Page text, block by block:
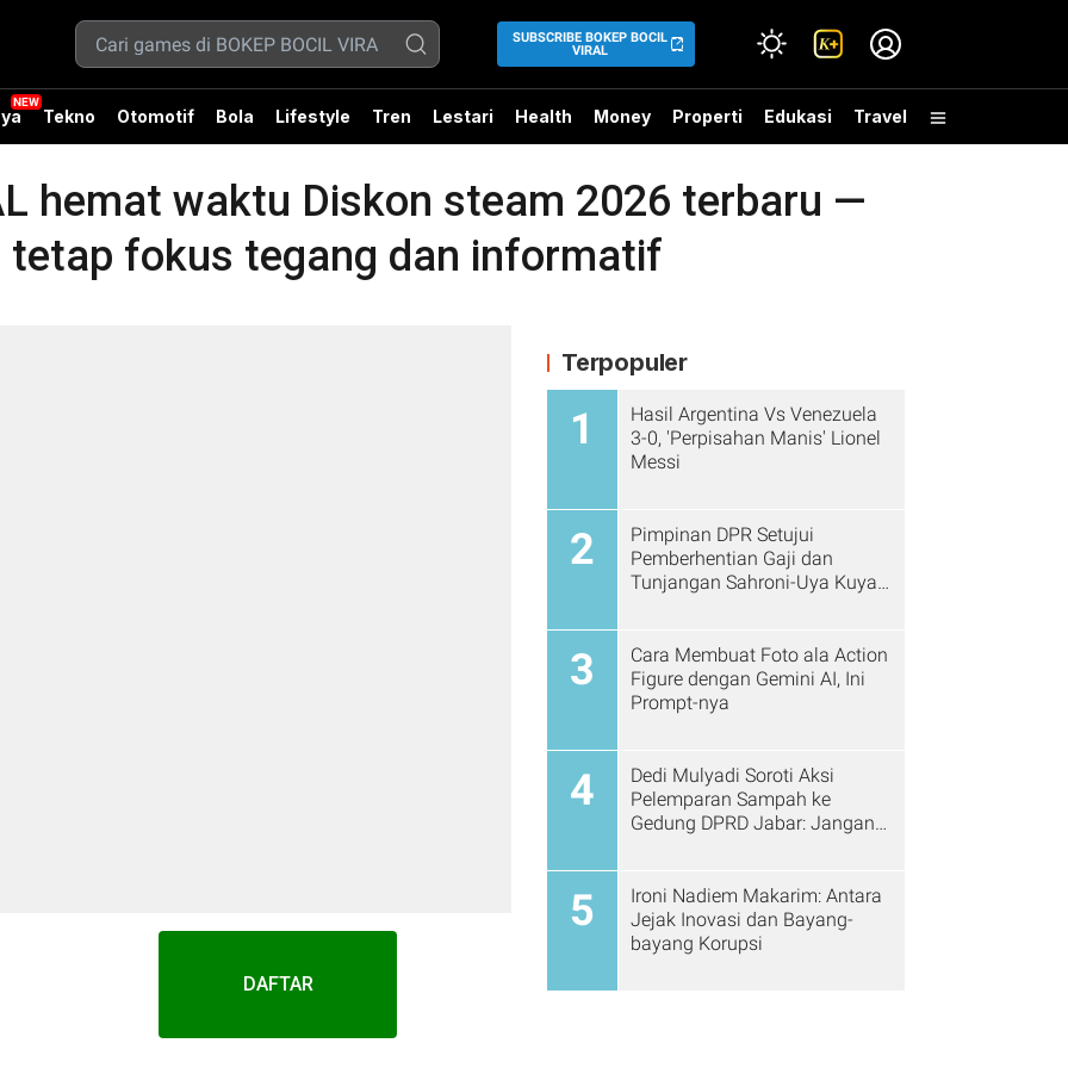
SUBSCRIBE BOKEP BOCIL
VIRAL
Tekno Otomotif Bola Lifestyle Tren Lestari Health Money Properti Edukasi Travel
hemat waktu Diskon steam 2026 terbaru —
fokus tegang dan informatif
DAFTAR
Terpopuler
1
Hasil Argentina Vs Venezuela
3-0, 'Perpisahan Manis' Lionel
Messi
2
Pimpinan DPR Setujui
Pemberhentian Gaji dan
Tunjangan Sahroni-Uya Kuya
3
Cara Membuat Foto ala Action
Figure dengan Gemini AI, Ini
Prompt-nya
4
Dedi Mulyadi Soroti Aksi
Pelemparan Sampah ke
Gedung DPRD Jabar: Jangan
5
Ironi Nadiem Makarim: Antara
Jejak Inovasi dan Bayang-
bayang Korupsi